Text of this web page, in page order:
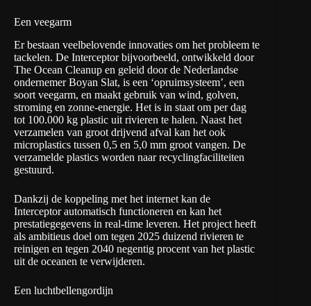
Een veegarm
Er bestaan veelbelovende innovaties om het probleem te
tackelen. De Interceptorbijvoorbeeld, ontwikkeld door
The Ocean Cleanup en geleid door de Nederlandse
ondernemer Boyan Slat, is een ‘opruimsysteem’, een
soort veegarm, en maakt gebruik van wind, golven,
stroming en zonne-energie. Het is in staat om per dag
tot 100.000 kg plastic uit rivieren te halen. Naast het
verzamelen van groot drijvend afval kan het ook
microplastics tussen 0,5 en 5,0 mm groot vangen. De
verzamelde plastics worden naar recyclingfaciliteiten
gestuurd.
Dankzij de koppeling met het internet kan de
Interceptor automatisch functioneren en kan het
prestatiegegevens in real-time leveren. Het project heeft
als ambitieus doel om tegen 2025 duizend rivieren te
reinigen en tegen 2040 negentig procent van het plastic
uit de oceanen te verwijderen.
Een luchtbellengordijn